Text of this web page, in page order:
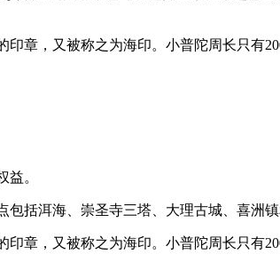
章，又被称之为海印。小普陀周长只有
。
括洱海、崇圣寺三塔、大理古城、喜洲镇
章，又被称之为海印。小普陀周长只有